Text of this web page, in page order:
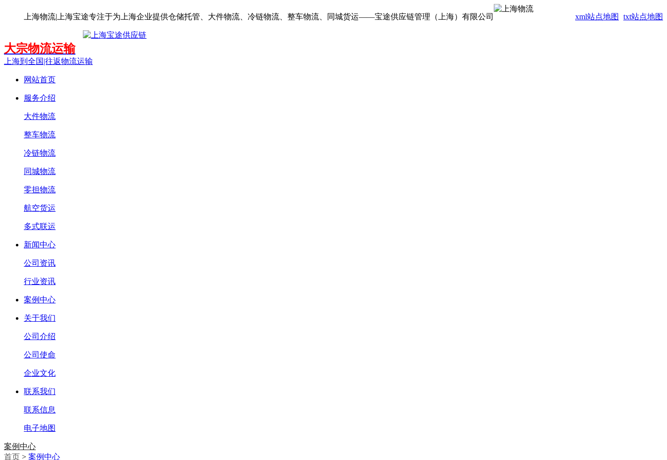
上海物流|上海宝途专注于为上海企业提供仓储托管、大件物流、冷链物流、整车物流、同城货运——宝途供应链管理（上海）有限公司 xml站点地图 txt站点地图
大宗物流运输
上海到全国|往返物流运输
网站首页
服务介绍
大件物流
整车物流
冷链物流
同城物流
零担物流
航空货运
多式联运
新闻中心
公司资讯
行业资讯
案例中心
关于我们
公司介绍
公司使命
企业文化
联系我们
联系信息
电子地图
案例中心
首页 > 案例中心